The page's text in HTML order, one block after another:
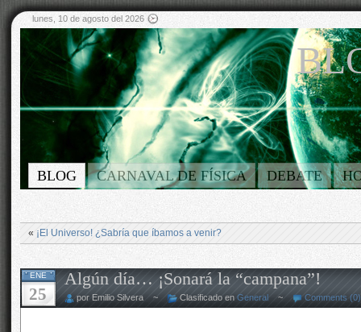
lunes, 10 de agosto del 2026
BLOG CARNAVAL DE FÍSICA DEBATE
« ¡El Universo! ¿Sabría que íbamos a venir?
ENE
25
Algún día… ¡Sonará la “campana”!
por Emilio Silvera ~ Clasificado en General ~ Comments (0)